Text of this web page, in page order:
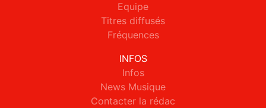
Equipe
Titres diffusés
Fréquences
INFOS
Infos
News Musique
Contacter la rédac